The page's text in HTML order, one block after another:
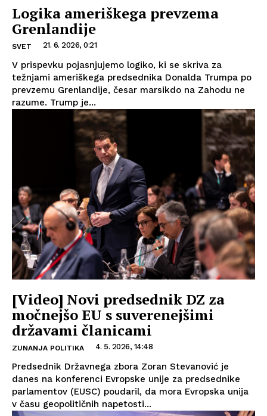
Logika ameriškega prevzema
Grenlandije
SVET 21. 6. 2026, 0:21
V prispevku pojasnjujemo logiko, ki se skriva za
težnjami ameriškega predsednika Donalda Trumpa po
prevzemu Grenlandije, česar marsikdo na Zahodu ne
razume. Trump je...
[Video] Novi predsednik DZ za
močnejšo EU s suverenejšimi
državami članicami
ZUNANJA POLITIKA 4. 5. 2026, 14:48
Predsednik Državnega zbora Zoran Stevanović je
danes na konferenci Evropske unije za predsednike
parlamentov (EUSC) poudaril, da mora Evropska unija
v času geopolitičnih napetosti...